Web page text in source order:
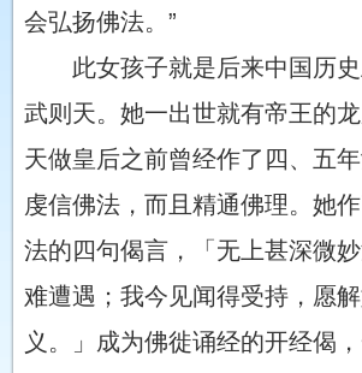
会弘扬佛法。”
此女孩子就是后来中国历
武则天。她一出世就有帝王的
天做皇后之前曾经作了四、五
虔信佛法，而且精通佛理。她
法的四句偈言，「无上甚深微
难遭遇；我今见闻得受持，愿
义。」成为佛徙诵经的开经偈